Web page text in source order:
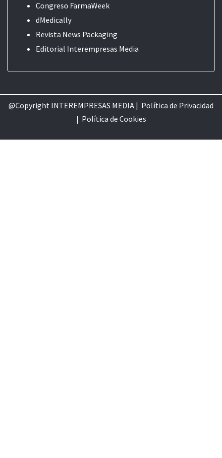
Congreso FarmaWeek
dMedically
Revista News Packaging
Editorial Interempresas Media
@Copyright INTEREMPRESAS MEDIA | Política de Privacidad
| Política de Cookies